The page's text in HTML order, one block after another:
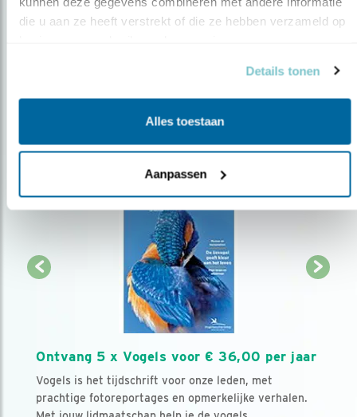
die u aan ze heeft verstrekt of die ze hebben verzameld op
Details tonen
Alles toestaan
Aanpassen
Ontvang 5 x Vogels voor € 36,00 per jaar
Vogels is het tijdschrift voor onze leden, met
prachtige fotoreportages en opmerkelijke verhalen.